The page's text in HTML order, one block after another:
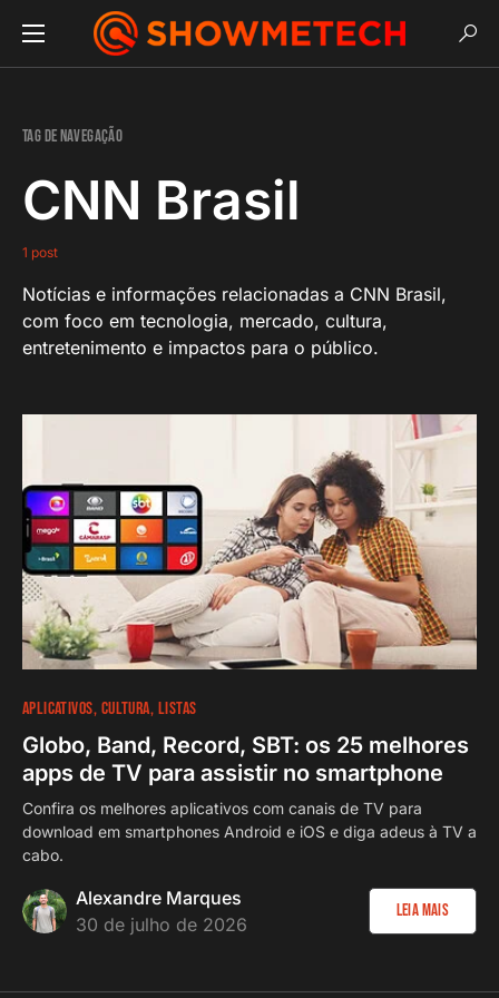
Tag de navegação
CNN Brasil
1 post
Notícias e informações relacionadas a CNN Brasil,
com foco em tecnologia, mercado, cultura,
entretenimento e impactos para o público.
APLICATIVOS CULTURA LISTAS
Globo, Band, Record, SBT: os 25 melhores
apps de TV para assistir no smartphone
Confira os melhores aplicativos com canais de TV para
download em smartphones Android e iOS e diga adeus à TV a
cabo.
Alexandre Marques
30 de julho de 2026
Leia Mais